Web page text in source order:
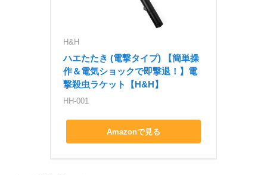
H&H
ハエたたき (電撃タイプ) 【簡単操
作＆電気ショックで即撃退！】電
撃殺虫ラケット【H&H】
HH-001
Amazonで見る